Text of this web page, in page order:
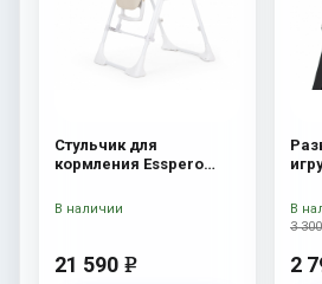
Стульчик для
кормления Esspero
21 590 e
В наличии
3
2
В